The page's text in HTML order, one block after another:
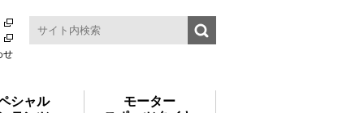
せ
シャル
モーター